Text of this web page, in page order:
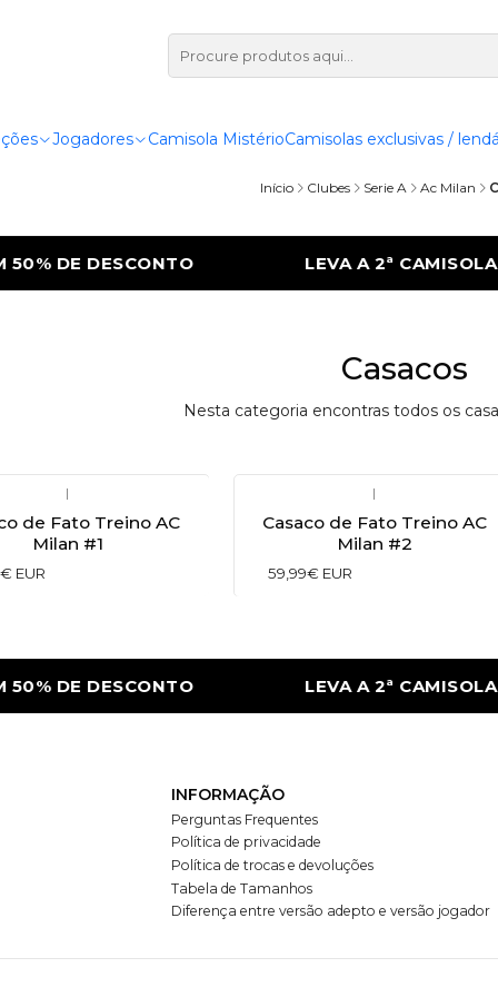
Jogadores Camisola MistérioCamisolas exclusivas /
Início Clubes Serie A Ac Milan
DE DESCONTO LEVA A 2ª CAMISOLA
Casacos
Nesta categoria encontras todos os
|
de Fato Treino AC
Milan #1
EUR
|
Casaco de Fato Treino AC
Milan #2
59,99€ EUR
DE DESCONTO LEVA A 2ª CAMISOLA
INFORMAÇÃO
Perguntas Frequentes
Política de privacidade
Política de trocas e devoluções
Tabela de Tamanhos
Diferença entre versão adepto e versão jogador